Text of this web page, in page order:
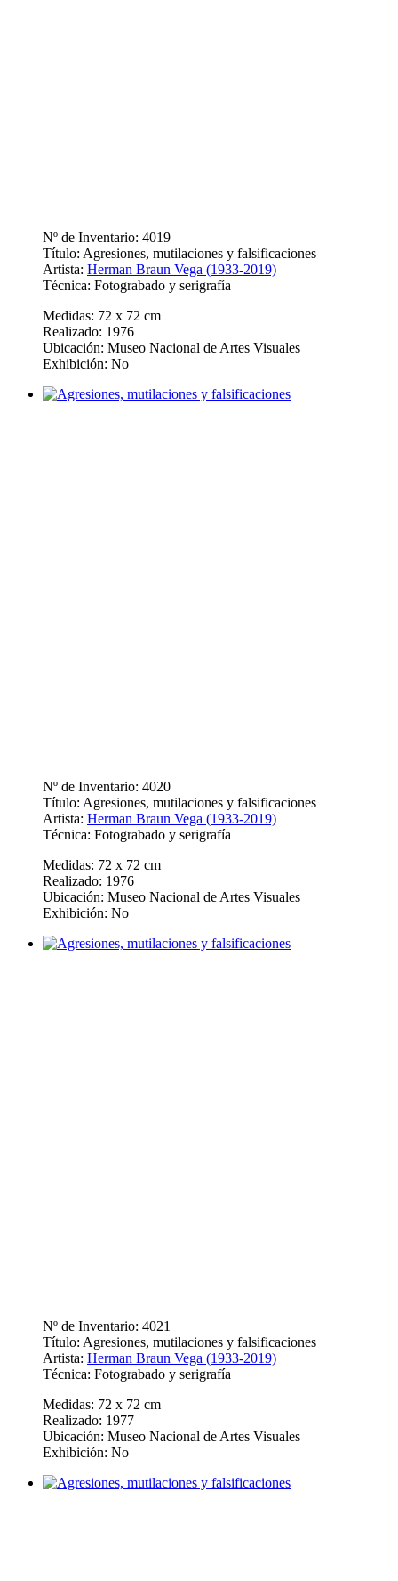
Nº de Inventario: 4019
Título: Agresiones, mutilaciones y falsificaciones
Artista: Herman Braun Vega (1933-2019)
Técnica: Fotograbado y serigrafía
Medidas: 72 x 72 cm
Realizado: 1976
Ubicación: Museo Nacional de Artes Visuales
Exhibición: No
Nº de Inventario: 4020
Título: Agresiones, mutilaciones y falsificaciones
Artista: Herman Braun Vega (1933-2019)
Técnica: Fotograbado y serigrafía
Medidas: 72 x 72 cm
Realizado: 1976
Ubicación: Museo Nacional de Artes Visuales
Exhibición: No
Nº de Inventario: 4021
Título: Agresiones, mutilaciones y falsificaciones
Artista: Herman Braun Vega (1933-2019)
Técnica: Fotograbado y serigrafía
Medidas: 72 x 72 cm
Realizado: 1977
Ubicación: Museo Nacional de Artes Visuales
Exhibición: No